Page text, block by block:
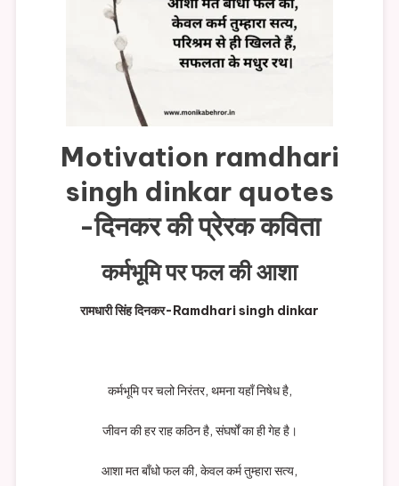
Motivation ramdhari
singh dinkar quotes
-दिनकर की प्रेरक कविता
कर्मभूमि पर फल की आशा
रामधारी सिंह दिनकर-Ramdhari singh dinkar
कर्मभूमि पर चलो निरंतर, थमना यहाँ निषेध है,
जीवन की हर राह कठिन है, संघर्षों का ही गेह है।
आशा मत बाँधो फल की, केवल कर्म तुम्हारा सत्य,